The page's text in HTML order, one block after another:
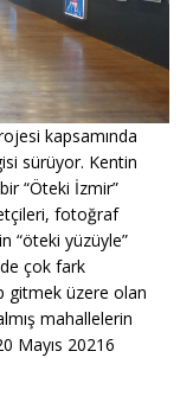
kapsamında
sürüyor. Kentin
“Öteki İzmir”
fotoğraf
“öteki yüzüyle”
çok fark
gitmek üzere olan
mahallelerin
Mayıs 20216